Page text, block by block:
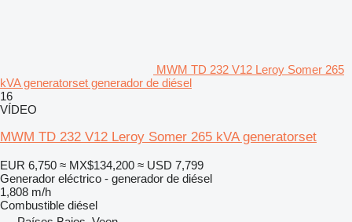
MWM TD 232 V12 Leroy Somer 265
kVA generatorset generador de diésel
16
VÍDEO
MWM TD 232 V12 Leroy Somer 265 kVA generatorset
EUR 6,750 ≈ MX$134,200 ≈ USD 7,799
Generador eléctrico - generador de diésel
1,808 m/h
Combustible diésel